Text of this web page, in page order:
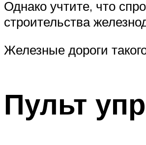
Однако учтите, что
строительства
Железные дороги
Пульт